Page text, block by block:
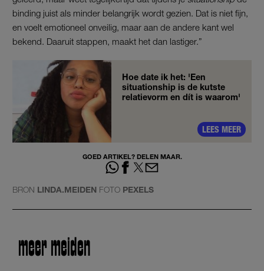
binding juist als minder belangrijk wordt gezien. Dat is niet fijn,
en voelt emotioneel onveilig, maar aan de andere kant wel
bekend. Daaruit stappen, maakt het dan lastiger.”
Hoe date ik het: 'Een
situationship is de kutste
relatievorm en dít is waarom'
LEES MEER
GOED ARTIKEL? DELEN MAAR.
BRON LINDA.MEIDEN FOTO PEXELS
meer meiden